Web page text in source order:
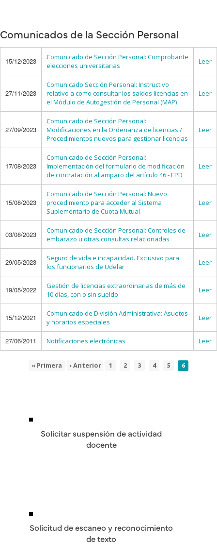
Solicitar suspensión de actividad
docente
Solicitud de escaneo y reconocimiento
de texto
Comunicados de la Sección Personal
15/12/2023
Comunicado de Sección Personal: Comprobante
elecciones universitarias
Leer
27/11/2023
Comunicado Sección Personal: Instructivo
relativo a como consultar los saldos licencias en
el Módulo de Autogestión de Personal (MAP)
Leer
27/09/2023
Comunicado de Sección Personal:
Modificaciones en la Ordenanza de licencias /
Procedimientos nuevos para gestionar licencias
Leer
17/08/2023
Comunicado de Sección Personal:
Implementación del formulario de modificación
de contratación al amparo del artículo 46 - EPD
Leer
15/08/2023
Comunicado de Sección Personal: Nuevo
procedimiento para acceder al Sistema
Suplementario de Cuota Mutual
Leer
03/08/2023
Comunicado de Sección Personal: Controles de
embarazo u otras consultas relacionadas
Leer
29/05/2023
Seguro de vida e incapacidad. Exclusivo para
los funcionarios de Udelar
Leer
19/05/2022
Gestión de licencias extraordinarias de más de
10 días, con o sin sueldo
Leer
15/12/2021
Comunicado de División Administrativa: Asuetos
y horarios especiales
Leer
27/06/2011 Notificaciones electrónicas Leer
PaginaciónPrimera
« Primera
Página
‹ Anterior Page
1 Page
2 Page
3 Page
4 Page
5
Página
6